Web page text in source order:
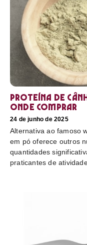
Proteína de
onde comprar
24 de junho de 2025
Alternativa ao famoso
em pó oferece outros
quantidades
praticantes de